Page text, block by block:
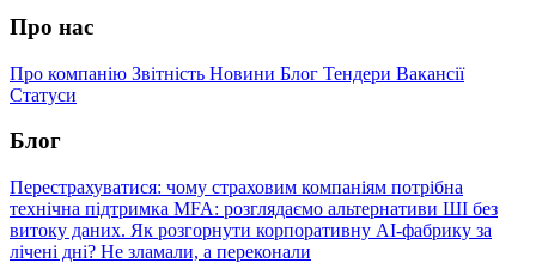
Про нас
Про компанію Звітність Новини Блог Тендери Вакансії
Статуси
Блог
Перестрахуватися: чому страховим компаніям потрібна
технічна підтримка MFA: розглядаємо альтернативи ШІ без
витоку даних. Як розгорнути корпоративну AI-фабрику за
лічені дні? Не зламали, а переконали